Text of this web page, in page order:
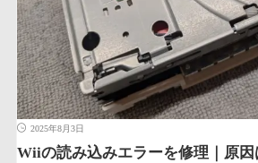
2025年8月3日
Wiiの読み込みエラーを修理｜原因